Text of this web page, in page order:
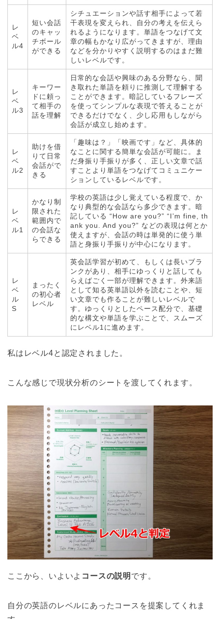
レ
ベ
ル4
短い会話
のキャッ
チボール
ができる
シチュエーションや話す相手によって若
干表現を変えられ、自分の考えを伝えら
れるようになります。単語をつなげて文
章の幅もかなり広がってきますが、理由
などを分かりやすく説明するのはまだ難
しいレベルです。
レ
ベ
ル3
キーワー
ドに頼っ
て相手の
話を理解
日常的な会話や興味のある分野なら、聞
き取れた単語を頼りに推測して理解する
ことができます。暗記しているフレーズ
を使ってシンプルな表現で答えることが
できるだけでなく、少し応用もしながら
会話が成立し始めます。
レ
ベ
ル2
助けを借
りて日常
会話がで
きる
「趣味は？」「映画です」など、具体的
なことに関する簡単な会話が可能に。ま
だ身振り手振りが多く、正しい文章で話
すことより単語をつなげてコミュニケー
ションしているレベルです。
レ
ベ
ル1
かなり制
限された
範囲内で
の会話な
らできる
学校の英語は少し覚えている程度で、か
なり典型的な会話なら多少できます。暗
記している “How are you?” “I’m fine, th
ank you. And you?” などの表現は何とか
使えますが、会話の時は単発的に使う単
語と身振り手振りが中心になります。
レ
ベ
ル
S
まったく
の初心者
レベル
英会話学習が初めて、もしくは長いブラ
ンクがあり、相手にゆっくりと話しても
らえばごく一部が理解できます。外来語
として知る英単語以外を読むことや、短
い文章でも作ることが難しいレベルで
す。ゆっくりとしたペース配分で、基礎
的な構文や単語を学ぶことで、スムーズ
にレベル1に進めます。
私はレベル4と認定されました。
こんな感じで現状分析のシートを渡してくれます。
ここから、いよいよ コースの説明 です。
自分の英語のレベルにあったコースを提案してくれま